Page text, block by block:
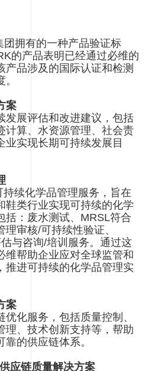
团拥有的一种产品验证标
的产品表明已经通过必维的
产品涉及的国际认证和检测
。
案
发展评估和改进建议，包括
计算、水资源管理、社会责
业实现长期可持续发展目
续化学品管理服务，旨在
鞋类行业实现可持续的化学
括：废水测试、MRSL符合
审核/可持续性验证、
与咨询/培训服务。通过这
维帮助企业应对全球监管和
推进可持续的化学品管理实
案
化服务，包括质量控制、
理、技术创新支持等，帮助
的供应链体系。
应链质量解决方案